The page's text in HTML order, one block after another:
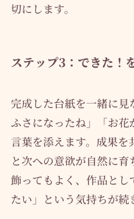
切にします。
ステップ3：できた！
完成した台紙を一緒に
ふさになったね」「お花
言葉を添えます。成果
と次への意欲が自然に
飾ってもよく、作品とし
たい」という気持ちが続